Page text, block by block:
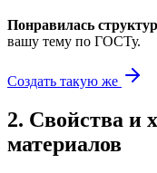
Понравилась
вашу тему по ГОСТу.
Создать такую же
2. Свойства и
материалов